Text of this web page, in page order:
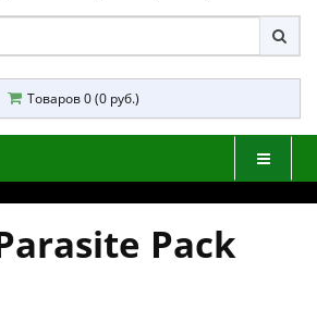
Товаров 0 (0 руб.)
Pack